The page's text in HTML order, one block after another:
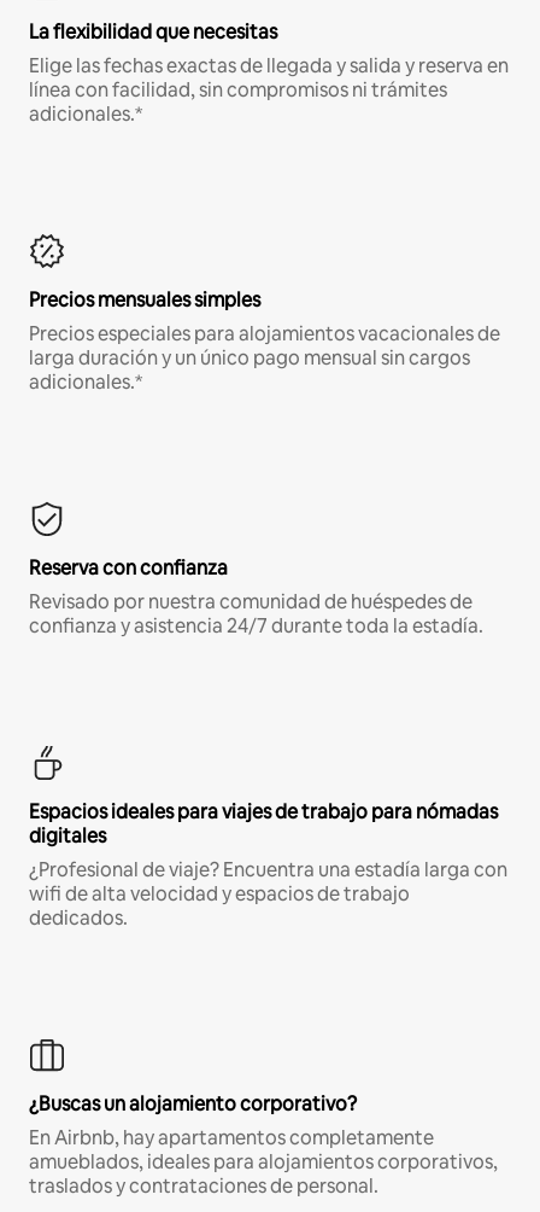
La flexibilidad que necesitas
Elige las fechas exactas de llegada y salida y reserva en
línea con facilidad, sin compromisos ni trámites
adicionales.*
Precios mensuales simples
Precios especiales para alojamientos vacacionales de
larga duración y un único pago mensual sin cargos
adicionales.*
Reserva con confianza
Revisado por nuestra comunidad de huéspedes de
confianza y asistencia 24/7 durante toda la estadía.
Espacios ideales para viajes de trabajo para nómadas
digitales
¿Profesional de viaje? Encuentra una estadía larga con
wifi de alta velocidad y espacios de trabajo
dedicados.
¿Buscas un alojamiento corporativo?
En Airbnb, hay apartamentos completamente
amueblados, ideales para alojamientos corporativos,
traslados y contrataciones de personal.